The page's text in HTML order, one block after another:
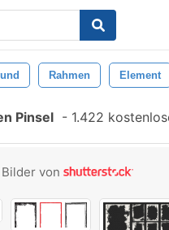
Rahmen Element
Pinsel - 1.422
von